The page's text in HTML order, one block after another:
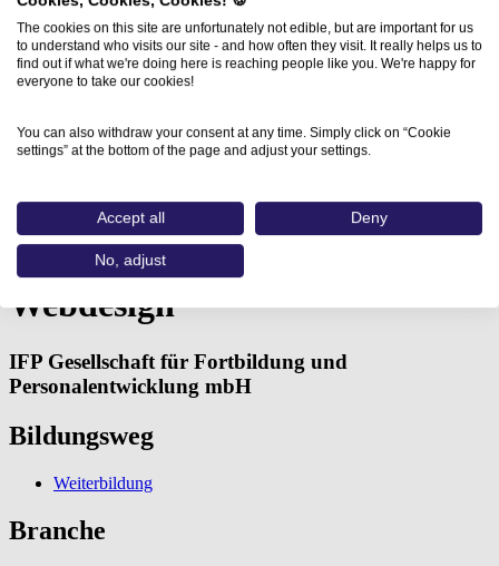
Adobe® Dreamweaver® - Webdesign…
Adobe® Dreamweaver® -
Webdesign
IFP Gesellschaft für Fortbildung und
Personalentwicklung mbH
Bildungsweg
Weiterbildung
Branche
The cookies on this site are unfortunately not edible, but are important for us
to understand who visits our site - and how often they visit. It really helps us to
find out if what we're doing here is reaching people like you. We're happy for
everyone to take our cookies!
You can also withdraw your consent at any time. Simply click on “Cookie
settings” at the bottom of the page and adjust your settings.
Accept all Deny
No, adjust